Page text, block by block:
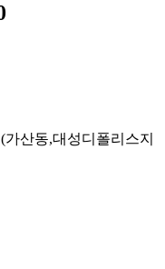
산동,대성디폴리스지